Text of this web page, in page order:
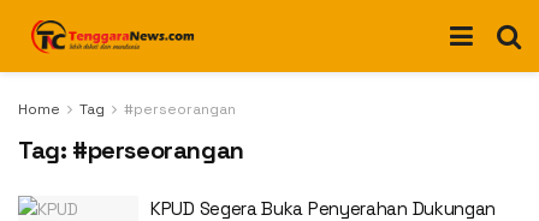
Home Tag #perseorangan
Tag: #perseorangan
KPUD Segera Buka Penyerahan Dukungan